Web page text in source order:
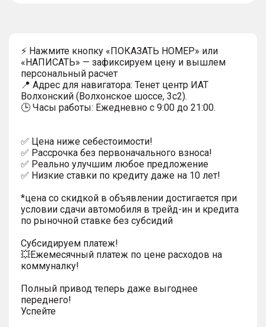
⚡ Нажмите кнопку «ПОКАЗАТЬ НОМЕР» или
«НАПИСАТЬ» — зафиксируем цену и вышлем
персональный расчет
📍 Адрес для навигатора: Тенет центр ИАТ
Волхонский (Волхонское шоссе, 3с2).
🕒 Часы работы: Ежедневно с 9:00 до 21:00.
✅ Цена ниже себестоимости!
✅ Рассрочка без первоначального взноса!
✅ Реально улучшим любое предложение
✅ Низкие ставки по кредиту даже на 10 лет!
*цена со скидкой в объявлении достигается при
условии сдачи автомобиля в трейд-ин и кредита
по рыночной ставке без субсидий
Субсидируем платеж!
💥Ежемесячный платеж по цене расходов на
коммуналку!
Полный привод теперь даже выгоднее
переднего!
Успейте